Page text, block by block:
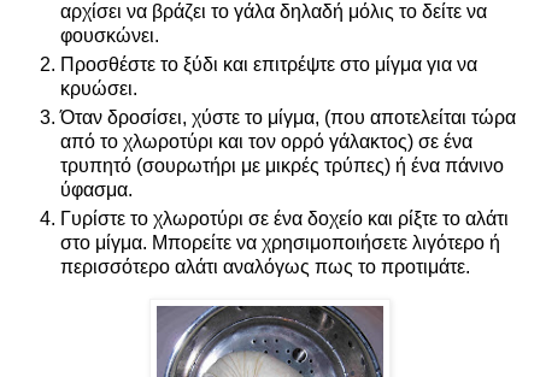
αρχίσει να βράζει το γάλα δηλαδή μόλις το δείτε να
φουσκώνει.
Προσθέστε το ξύδι και επιτρέψτε στο μίγμα για να
κρυώσει.
Όταν δροσίσει, χύστε το μίγμα, (που αποτελείται τώρα
από το χλωροτύρι και τον ορρό γάλακτος) σε ένα
τρυπητό (σουρωτήρι με μικρές τρύπες) ή ένα πάνινο
ύφασμα.
Γυρίστε το χλωροτύρι σε ένα δοχείο και ρίξτε το αλάτι
στο μίγμα. Μπορείτε να χρησιμοποιήσετε λιγότερο ή
περισσότερο αλάτι αναλόγως πως το προτιμάτε.